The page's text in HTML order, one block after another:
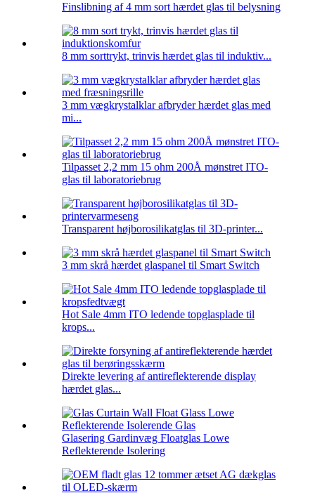
Finslibning af 4 mm sort hærdet glas til belysning
8 mm sorttrykt, trinvis hærdet glas til induktiv...
3 mm vægkrystalklar afbryder hærdet glas med
mi...
Tilpasset 2,2 mm 15 ohm 200Å mønstret ITO-
glas til laboratoriebrug
Transparent højborosilikatglas til 3D-printer...
3 mm skrå hærdet glaspanel til Smart Switch
Hot Sale 4mm ITO ledende topglasplade til
krops...
Direkte levering af antireflekterende display
hærdet glas...
Glasering Gardinvæg Floatglas Lowe
Reflekterende Isolering